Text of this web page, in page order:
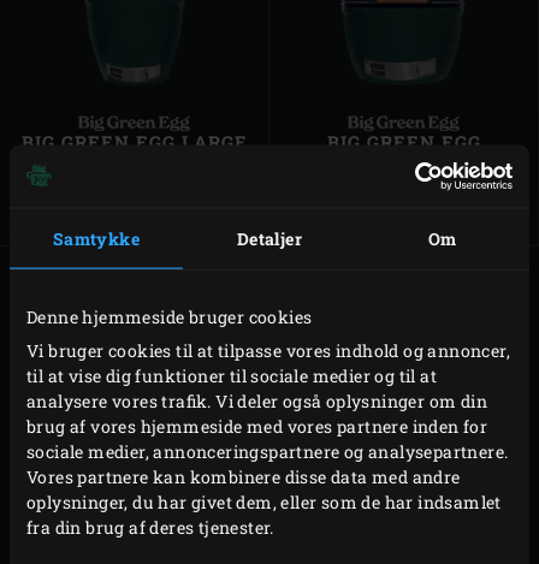
Samtykke Detaljer Om
Denne hjemmeside bruger cookies
Vi bruger cookies til at tilpasse vores indhold og annoncer,
til at vise dig funktioner til sociale medier og til at
analysere vores trafik. Vi deler også oplysninger om din
brug af vores hjemmeside med vores partnere inden for
sociale medier, annonceringspartnere og analysepartnere.
Vores partnere kan kombinere disse data med andre
oplysninger, du har givet dem, eller som de har indsamlet
fra din brug af deres tjenester.
BIG GREEN EGG LARGE
All-rounderen der byder på
BIG GREEN EGG
XLARGE
At nyde kulinarisk i stor stil
BIG GREEN EGG 2XL